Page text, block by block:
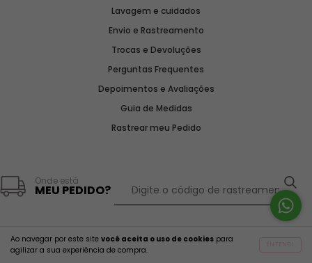
Ao navegar por este site você aceita o uso de cookies para
agilizar a sua experiência de compra.
Lavagem e cuidados
Envio e Rastreamento
Trocas e Devoluções
Perguntas Frequentes
Depoimentos e Avaliações
Guia de Medidas
Rastrear meu Pedido
Onde está
MEU PEDIDO?
2859 avaliações reais